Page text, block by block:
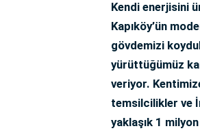
Kendi enerjisini
Kapıköy’ün
gövdemizi
yürüttüğümüz
veriyor.
temsilcilikler ve
yaklaşık 1